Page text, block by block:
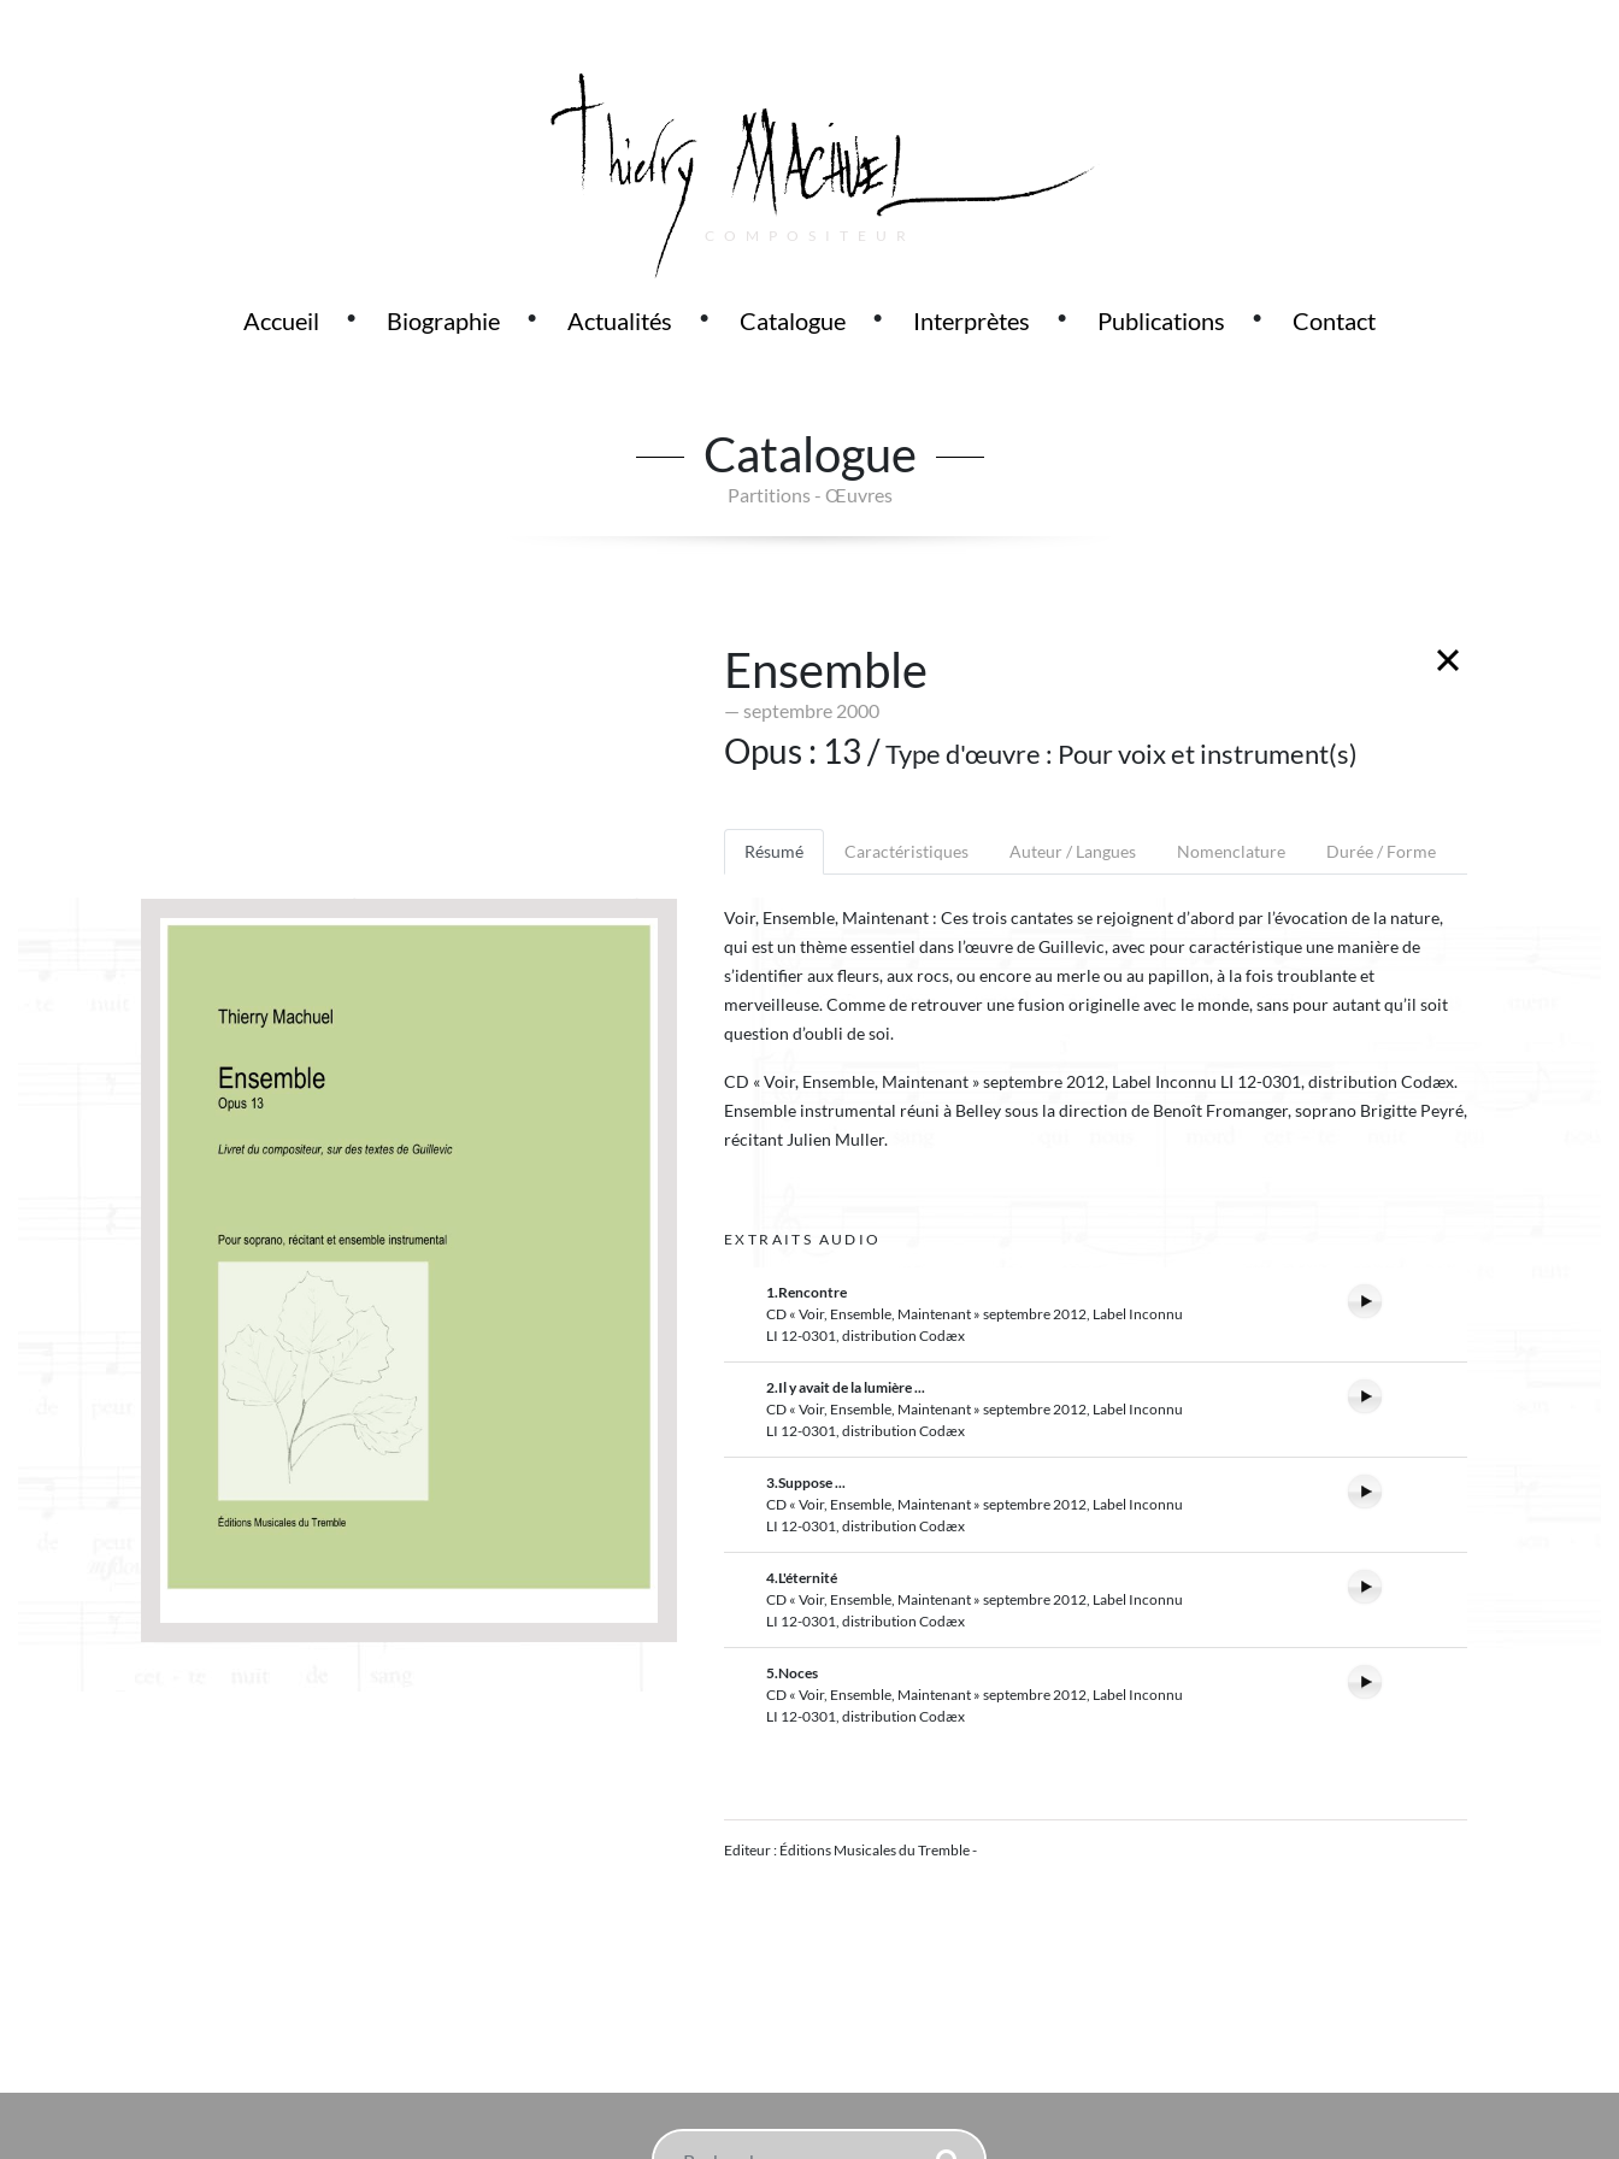
COMPOSITEUR
Main Navigation
Accueil Biographie Actualités Catalogue Interprètes Publications Contact
Catalogue
Partitions - Œuvres
Ensemble
— septembre 2000
Opus : 13 /Type d'œuvre : Pour voix et instrument(s)
Résumé Caractéristiques Auteur / Langues Nomenclature Durée / Forme
Voir, Ensemble, Maintenant : Ces trois cantates se rejoignent d’abord par l’évocation de la nature,
qui est un thème essentiel dans l’œuvre de Guillevic, avec pour caractéristique une manière de
s’identifier aux fleurs, aux rocs, ou encore au merle ou au papillon, à la fois troublante et
merveilleuse. Comme de retrouver une fusion originelle avec le monde, sans pour autant qu’il soit
question d’oubli de soi.
CD « Voir, Ensemble, Maintenant » septembre 2012, Label Inconnu LI 12-0301, distribution Codæx.
Ensemble instrumental réuni à Belley sous la direction de Benoît Fromanger, soprano Brigitte Peyré,
récitant Julien Muller.
EXTRAITS AUDIO
1.Rencontre
CD « Voir, Ensemble, Maintenant » septembre 2012, Label Inconnu
LI 12-0301, distribution Codæx
2.Il y avait de la lumière ...
CD « Voir, Ensemble, Maintenant » septembre 2012, Label Inconnu
LI 12-0301, distribution Codæx
3.Suppose ...
CD « Voir, Ensemble, Maintenant » septembre 2012, Label Inconnu
LI 12-0301, distribution Codæx
4.L'éternité
CD « Voir, Ensemble, Maintenant » septembre 2012, Label Inconnu
LI 12-0301, distribution Codæx
5.Noces
CD « Voir, Ensemble, Maintenant » septembre 2012, Label Inconnu
LI 12-0301, distribution Codæx
Editeur : Éditions Musicales du Tremble -
Rechercher